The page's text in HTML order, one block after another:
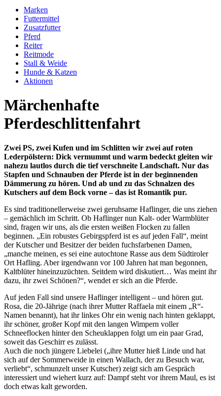
Marken
Futtermittel
Zusatzfutter
Pferd
Reiter
Reitmode
Stall & Weide
Hunde & Katzen
Aktionen
Märchenhafte
Pferdeschlittenfahrt
Zwei PS, zwei Kufen und im Schlitten wir zwei auf roten
Lederpölstern: Dick vermummt und warm bedeckt gleiten wir
nahezu lautlos durch die tief verschneite Landschaft. Nur das
Stapfen und Schnauben der Pferde ist in der beginnenden
Dämmerung zu hören. Und ab und zu das Schnalzen des
Kutschers auf dem Bock vorne – das ist Romantik pur.
Es sind traditionellerweise zwei geruhsame Haflinger, die uns ziehen
– gemächlich im Schritt. Ob Haflinger nun Kalt- oder Warmblüter
sind, fragen wir uns, als die ersten weißen Flocken zu fallen
beginnen. „Ein robustes Gebirgspferd ist es auf jeden Fall“, meint
der Kutscher und Besitzer der beiden fuchsfarbenen Damen,
„manche meinen, es sei eine autochtone Rasse aus dem Südtiroler
Ort Hafling. Aber irgendwann vor 100 Jahren hat man begonnen,
Kaltblüter hineinzuzüchten. Seitdem wird diskutiert… Was meint ihr
dazu, ihr zwei Schönen?“, wendet er sich an die Pferde.
Auf jeden Fall sind unsere Haflinger intelligent – und hören gut.
Rosa, die 20-Jährige (nach ihrer Mutter Raffaela mit einem „R“-
Namen benannt), hat ihr linkes Ohr ein wenig nach hinten geklappt,
ihr schöner, großer Kopf mit den langen Wimpern voller
Schneeflocken hinter den Scheuklappen folgt um ein paar Grad,
soweit das Geschirr es zulässt.
Auch die noch jüngere Liebelei („ihre Mutter hieß Linde und hat
sich auf der Sommerweide in einen Wallach, der zu Besuch war,
verliebt“, schmunzelt unser Kutscher) zeigt sich am Gespräch
interessiert und wiehert kurz auf: Dampf steht vor ihrem Maul, es ist
doch etwas kalt geworden.